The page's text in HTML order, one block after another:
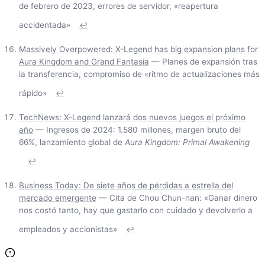
de febrero de 2023, errores de servidor, «reapertura
accidentada»
↩
Massively Overpowered: X-Legend has big expansion plans for
Aura Kingdom and Grand Fantasia — Planes de expansión tras
la transferencia, compromiso de «ritmo de actualizaciones más
rápido»
↩
TechNews: X-Legend lanzará dos nuevos juegos el próximo
año — Ingresos de 2024: 1.580 millones, margen bruto del
66%, lanzamiento global de Aura Kingdom: Primal Awakening
↩
Business Today: De siete años de pérdidas a estrella del
mercado emergente — Cita de Chou Chun-nan: «Ganar dinero
nos costó tanto, hay que gastarlo con cuidado y devolverlo a
empleados y accionistas»
↩